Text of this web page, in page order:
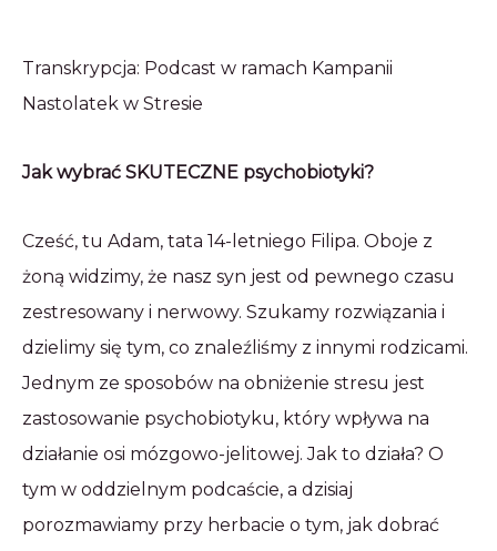
Transkrypcja: Podcast w ramach Kampanii
Nastolatek w Stresie
Jak wybrać SKUTECZNE psychobiotyki?
Cześć, tu Adam, tata 14-letniego Filipa. Oboje z
żoną widzimy, że nasz syn jest od pewnego czasu
zestresowany i nerwowy. Szukamy rozwiązania i
dzielimy się tym, co znaleźliśmy z innymi rodzicami.
Jednym ze sposobów na obniżenie stresu jest
zastosowanie psychobiotyku, który wpływa na
działanie osi mózgowo-jelitowej. Jak to działa? O
tym w oddzielnym podcaście, a dzisiaj
porozmawiamy przy herbacie o tym, jak dobrać